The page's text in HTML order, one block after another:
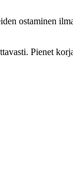
ostaminen
Pienet